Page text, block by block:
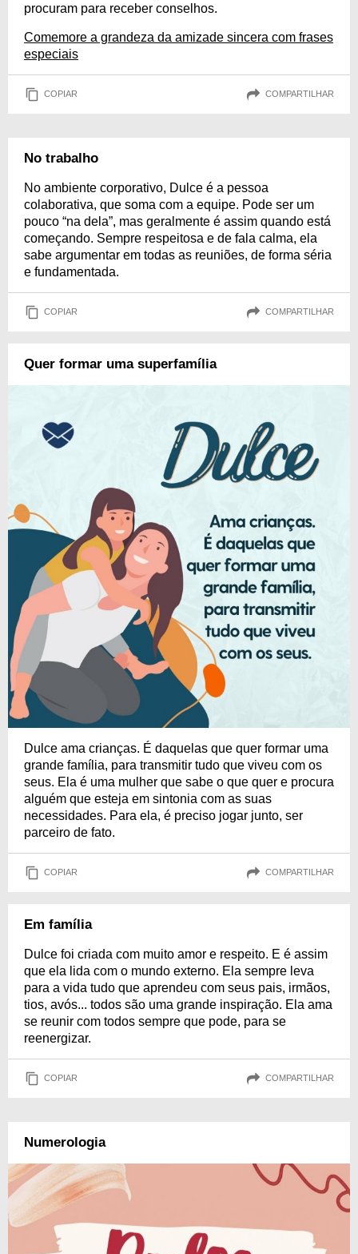
procuram para receber conselhos.
Comemore a grandeza da amizade sincera com frases
especiais
COPIAR COMPARTILHAR
No trabalho
No ambiente corporativo, Dulce é a pessoa
colaborativa, que soma com a equipe. Pode ser um
pouco “na dela”, mas geralmente é assim quando está
começando. Sempre respeitosa e de fala calma, ela
sabe argumentar em todas as reuniões, de forma séria
e fundamentada.
COPIAR COMPARTILHAR
Quer formar uma superfamília
Dulce ama crianças. É daquelas que quer formar uma
grande família, para transmitir tudo que viveu com os
seus. Ela é uma mulher que sabe o que quer e procura
alguém que esteja em sintonia com as suas
necessidades. Para ela, é preciso jogar junto, ser
parceiro de fato.
COPIAR COMPARTILHAR
Em família
Dulce foi criada com muito amor e respeito. E é assim
que ela lida com o mundo externo. Ela sempre leva
para a vida tudo que aprendeu com seus pais, irmãos,
tios, avós... todos são uma grande inspiração. Ela ama
se reunir com todos sempre que pode, para se
reenergizar.
COPIAR COMPARTILHAR
Numerologia